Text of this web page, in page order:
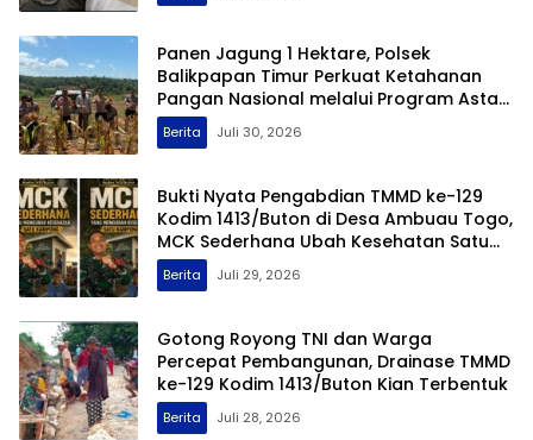
Panen Jagung 1 Hektare, Polsek
Balikpapan Timur Perkuat Ketahanan
Pangan Nasional melalui Program Asta
Cita
Berita Juli 30, 2026
Bukti Nyata Pengabdian TMMD ke-129
Kodim 1413/Buton di Desa Ambuau Togo,
MCK Sederhana Ubah Kesehatan Satu
Kampung
Berita Juli 29, 2026
Gotong Royong TNI dan Warga
Percepat Pembangunan, Drainase TMMD
ke-129 Kodim 1413/Buton Kian Terbentuk
Berita Juli 28, 2026